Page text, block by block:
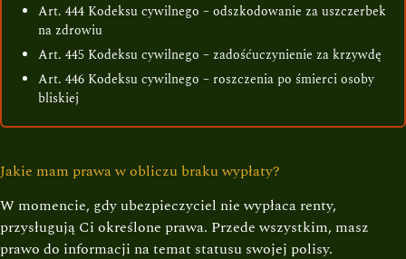
Art. 444 Kodeksu cywilnego – odszkodowanie za uszczerbek
na zdrowiu
Art. 445 Kodeksu cywilnego – zadośćuczynienie za krzywdę
Art. 446 Kodeksu cywilnego – roszczenia po śmierci osoby
bliskiej
Jakie mam prawa w obliczu braku wypłaty?
W momencie, gdy ubezpieczyciel nie wypłaca renty,
przysługują Ci określone prawa. Przede wszystkim, masz
prawo do informacji na temat statusu swojej polisy.